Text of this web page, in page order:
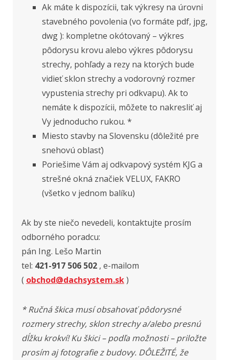
Ak máte k dispozícii, tak výkresy na úrovni
stavebného povolenia (vo formáte pdf, jpg,
dwg ): kompletne okótovaný – výkres
pôdorysu krovu alebo výkres pôdorysu
strechy, pohľady a rezy na ktorých bude
vidieť sklon strechy a vodorovný rozmer
vypustenia strechy pri odkvapu). Ak to
nemáte k dispozícii, môžete to nakresliť aj
Vy jednoducho rukou. *
Miesto stavby na Slovensku (dôležité pre
snehovú oblasť)
Poriešime Vám aj odkvapový systém KJG a
strešné okná značiek VELUX, FAKRO
(všetko v jednom balíku)
Ak by ste niečo nevedeli, kontaktujte prosím
odborného poradcu:
pán Ing. Lešo Martin
tel: 421-917 506 502, e-mailom
( obchod@dachsystem.sk)
* Ručná škica musí obsahovať pôdorysné
rozmery strechy, sklon strechy a/alebo presnú
dĺžku krokví! Ku škici – podľa možnosti – priložte
prosím aj fotografie z budovy. DÔLEŽITÉ, že